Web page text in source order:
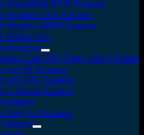
Hasselblad XCD Kamera
Fujifilm GFX Kamera
Mamiya M645 Kamera
Pentax 645
Kameras
Cine ND-Filter 2 bis 8 Stopps
Arri PL Kamera
Arri LPL Kamera
C Mount Kamera
Sony FZ Kamera